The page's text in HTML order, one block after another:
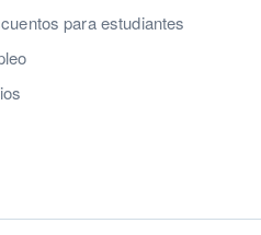
para estudiantes